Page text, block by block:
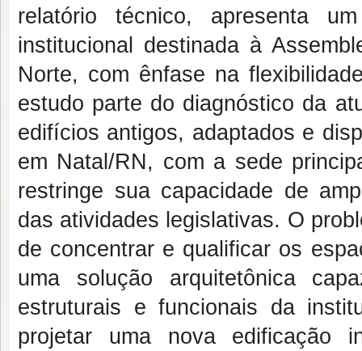
relatório técnico, apresenta
institucional destinada à
Norte, com ênfase na
estudo parte do diagnóstico da
edifícios antigos, adaptados e
em Natal/RN, com a sede
restringe sua capacidade de
das atividades legislativas. O
de concentrar e qualificar os
uma solução arquitetônica
estruturais e funcionais da
projetar uma nova edificação